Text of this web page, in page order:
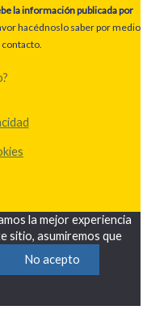
la información publicada por
hacédnoslo saber por medio
la mejor experiencia
sitio, asumiremos que
No acepto